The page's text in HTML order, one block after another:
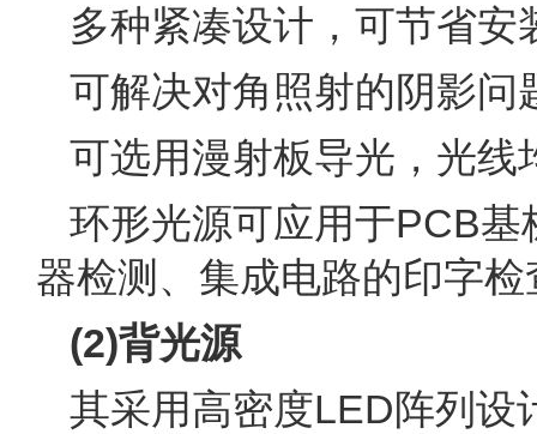
多种紧凑设计，可节省安
可解决对角照射的阴影问
可选用漫射板导光，光线
环形光源可应用于PCB
器检测、集成电路的印字
(2)背光源
其采用高密度LED阵列设